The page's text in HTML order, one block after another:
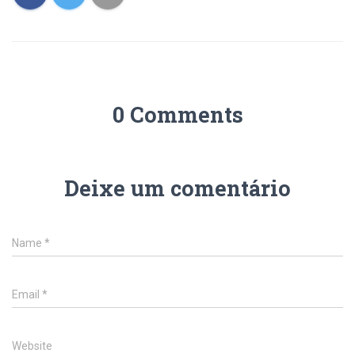
0 Comments
Deixe um comentário
Name *
Email *
Website